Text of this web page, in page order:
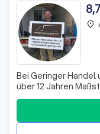
8,7
Bei Geringer
über 12 Jahren
Logistikbranche.
gegründet von
Transport und die
spezialisiert,
place